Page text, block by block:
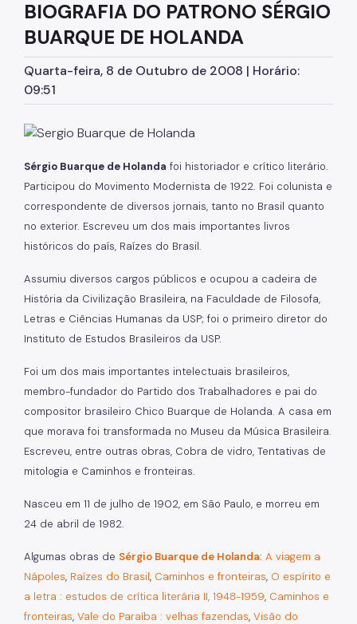
Biblioteca Monteiro Lobato
Biblioteca do CCJ
Biblioteca Mário de Andrade
Programas e Projetos
BIOGRAFIA DO PATRONO SÉRGIO
BUARQUE DE HOLANDA
Quarta-feira, 8 de Outubro de 2008 | Horário:
09:51
Sérgio Buarque de Holanda foi historiador e crítico literário.
Participou do Movimento Modernista de 1922. Foi colunista e
correspondente de diversos jornais, tanto no Brasil quanto
no exterior. Escreveu um dos mais importantes livros
históricos do país, Raízes do Brasil.
Assumiu diversos cargos públicos e ocupou a cadeira de
História da Civilização Brasileira, na Faculdade de Filosofa,
Letras e Ciências Humanas da USP; foi o primeiro diretor do
Instituto de Estudos Brasileiros da USP.
Foi um dos mais importantes intelectuais brasileiros,
membro-fundador do Partido dos Trabalhadores e pai do
compositor brasileiro Chico Buarque de Holanda. A casa em
que morava foi transformada no Museu da Música Brasileira.
Escreveu, entre outras obras, Cobra de vidro, Tentativas de
mitologia e Caminhos e fronteiras.
Nasceu em 11 de julho de 1902, em São Paulo, e morreu em
24 de abril de 1982.
Algumas obras de Sérgio Buarque de Holanda: A viagem a
Nápoles, Raízes do Brasil, Caminhos e fronteiras, O espírito e
a letra : estudos de crítica literária II, 1948-1959, Caminhos e
fronteiras, Vale do Paraíba : velhas fazendas, Visão do